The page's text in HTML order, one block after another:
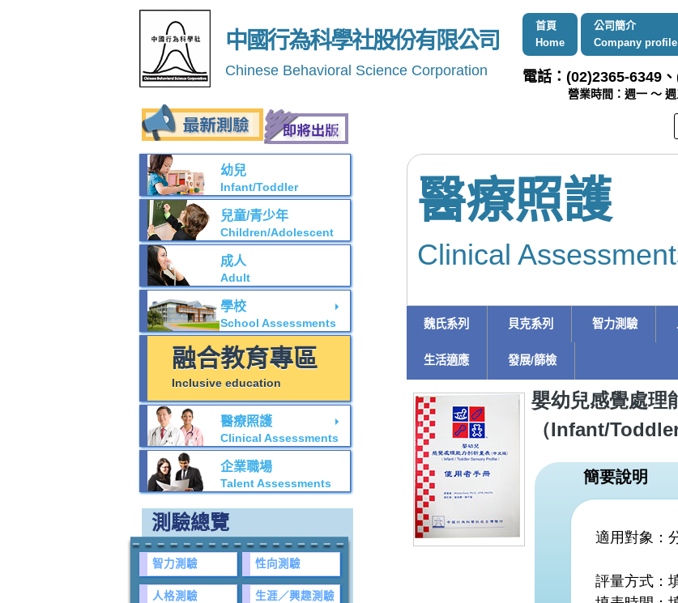
中國行為科學社股份有限公司
Chinese Behavioral Science Corporation
首頁
Home
公司簡介
Company profile
電話：(02)2365-6349
營業時間：週一 ～
醫療照護
Clinical
魏氏系列 貝克系列 智力測驗
生活適應 發展/篩檢
幼兒
Infant/Toddler
兒童/青少年
Children/Adolescent
成人
Adult
學校
School Assessments
融合教育專區
Inclusive education
醫療照護
Clinical Assessments
企業職場
Talent Assessments
測驗總覽
智力測驗 性向測驗
人格測驗 生涯／興趣測驗